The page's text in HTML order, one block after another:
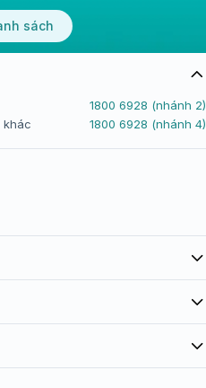
sách
Châu
1800 6928 (nhánh 2)
khác
1800 6928 (nhánh 4)